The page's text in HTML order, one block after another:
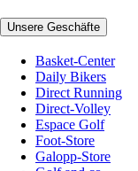
Unsere Geschäfte
Basket-Center
Daily Bikers
Direct Running
Direct-Volley
Espace Golf
Foot-Store
Galopp-Store